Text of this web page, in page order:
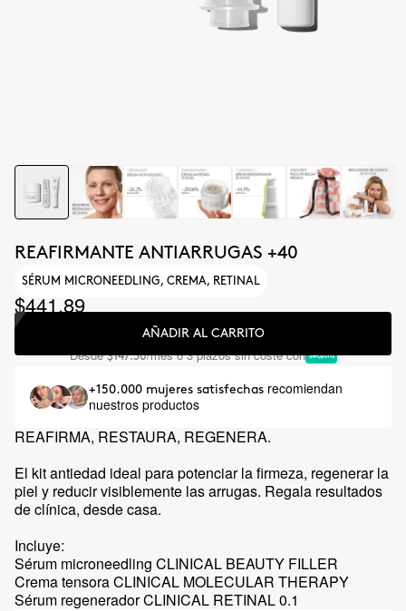
REAFIRMANTE ANTIARRUGAS +40
SÉRUM MICRONEEDLING, CREMA, RETINAL
$441.89
AÑADIR AL CARRITO
Desde$147.30/mes o 3 plazos sin coste con
+150.000 mujeres satisfechas recomiendan
nuestros productos
REAFIRMA, RESTAURA, REGENERA.
El kit antiedad ideal para potenciar la firmeza, regenerar la
piel y reducir visiblemente las arrugas. Regala resultados
de clínica, desde casa.
Incluye:
Sérum microneedling CLINICAL BEAUTY FILLER
Crema tensora CLINICAL MOLECULAR THERAPY
Sérum regenerador CLINICAL RETINAL 0.1